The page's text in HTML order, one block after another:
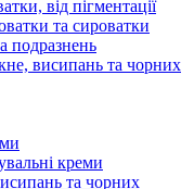
від пігментації
та сироватки
подразнень
висипань та чорних
креми
та чорних